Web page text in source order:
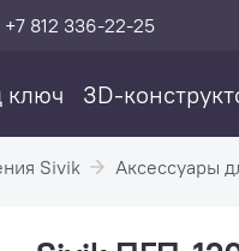
+7 812 336-22-25
ключ 3D-
Sivik Аксессуары